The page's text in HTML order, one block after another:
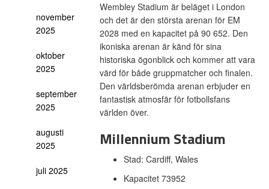
november
2025
oktober
2025
september
2025
augusti
2025
juli 2025
Wembley Stadium är beläget i London
och det är den största arenan för EM
2028 med en kapacitet på 90 652. Den
ikoniska arenan är känd för sina
historiska ögonblick och kommer att vara
värd för både gruppmatcher och finalen.
Den världsberömda arenan erbjuder en
fantastisk atmosfär för fotbollsfans
världen över.
Millennium Stadium
Stad: Cardiff, Wales
Kapacitet 73952